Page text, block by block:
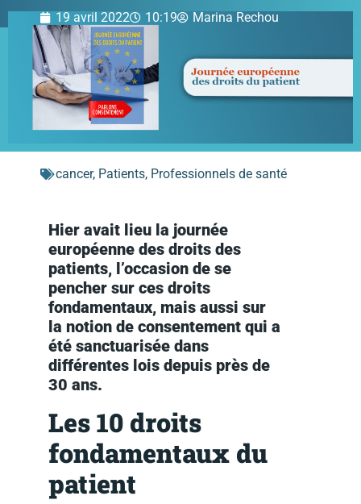
19 avril 2022 10:19 Marina Rechou
cancer, Patients, Professionnels de santé
Hier avait lieu la journée
européenne des droits des
patients, l’occasion de se
pencher sur ces droits
fondamentaux, mais aussi sur
la notion de consentement qui a
été sanctuarisée dans
différentes lois depuis près de
30 ans.
Les 10 droits
fondamentaux du
patient